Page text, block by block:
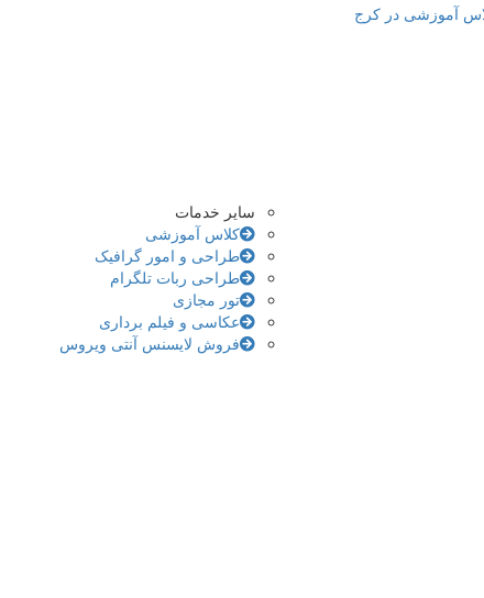
سایر خدمات
کلاس آموزشی
طراحی و امور گرافیک
طراحی ربات تلگرام
تور مجازی
عکاسی و فیلم برداری
فروش لایسنس آنتی ویروس